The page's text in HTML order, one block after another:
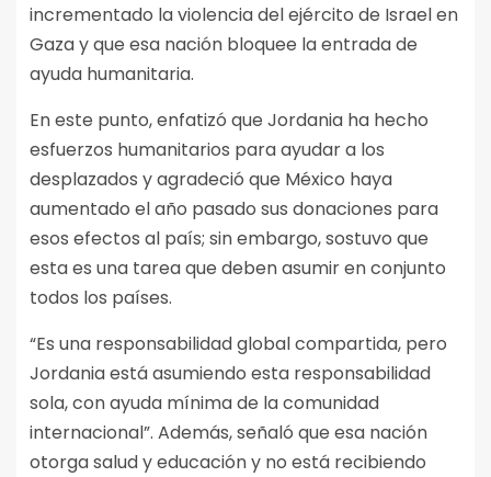
incrementado la violencia del ejército de Israel en
Gaza y que esa nación bloquee la entrada de
ayuda humanitaria.
En este punto, enfatizó que Jordania ha hecho
esfuerzos humanitarios para ayudar a los
desplazados y agradeció que México haya
aumentado el año pasado sus donaciones para
esos efectos al país; sin embargo, sostuvo que
esta es una tarea que deben asumir en conjunto
todos los países.
“Es una responsabilidad global compartida, pero
Jordania está asumiendo esta responsabilidad
sola, con ayuda mínima de la comunidad
internacional”. Además, señaló que esa nación
otorga salud y educación y no está recibiendo